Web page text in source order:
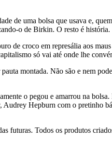
de uma bolsa que usava e,
o de Birkin. O resto é história.
de croco em represália aos
só vai até onde lhe
montada. Não são e nem
o pegou e amarrou na
Hepburn com o pretinho
futuras. Todos os produtos